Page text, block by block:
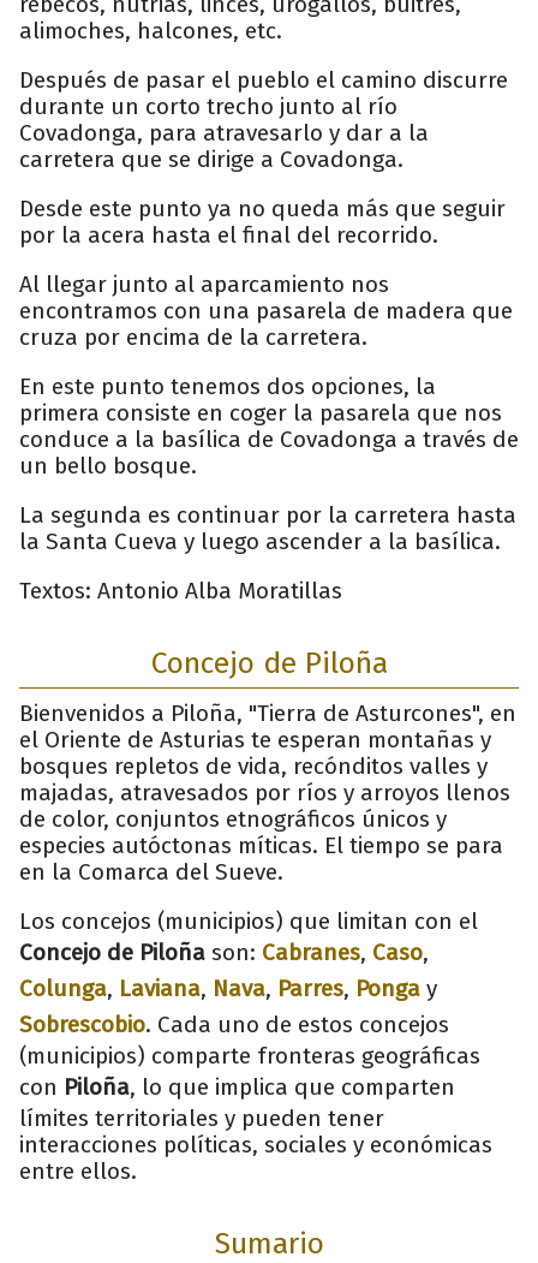
alimoches, halcones, etc.
Después de pasar el pueblo el camino discurre
durante un corto trecho junto al río
Covadonga, para atravesarlo y dar a la
carretera que se dirige a Covadonga.
Desde este punto ya no queda más que seguir
por la acera hasta el final del recorrido.
Al llegar junto al aparcamiento nos
encontramos con una pasarela de madera que
cruza por encima de la carretera.
En este punto tenemos dos opciones, la
primera consiste en coger la pasarela que nos
conduce a la basílica de Covadonga a través de
un bello bosque.
La segunda es continuar por la carretera hasta
la Santa Cueva y luego ascender a la basílica.
Textos: Antonio Alba Moratillas
Concejo de Piloña
Bienvenidos a Piloña, "Tierra de Asturcones", en
el Oriente de Asturias te esperan montañas y
bosques repletos de vida, recónditos valles y
majadas, atravesados por ríos y arroyos llenos
de color, conjuntos etnográficos únicos y
especies autóctonas míticas. El tiempo se para
en la Comarca del Sueve.
Los concejos (municipios) que limitan con el
Concejo de Piloña son: Cabranes, Caso,
Colunga, Laviana, Nava, Parres, Ponga y
Sobrescobio. Cada uno de estos concejos
(municipios) comparte fronteras geográficas
con Piloña, lo que implica que comparten
límites territoriales y pueden tener
interacciones políticas, sociales y económicas
entre ellos.
Sumario